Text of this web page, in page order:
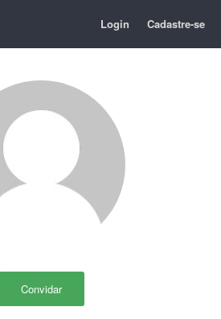
Login Cadastre-se
Convidar